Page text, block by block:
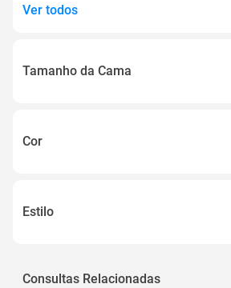
Ver todos
Tamanho da Cama
Cor
Areia
Estilo
Moderno
Consultas Relacionadas